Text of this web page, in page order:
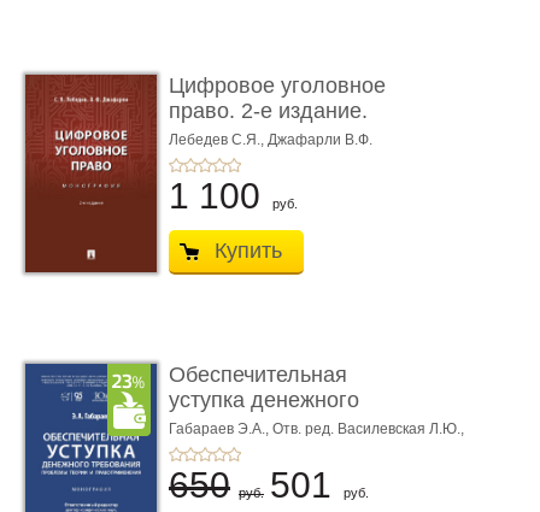
Цифровое уголовное
право. 2-е издание.
Монограф ...
Лебедев С.Я., Джафарли В.Ф.
1 100 руб.
Купить
Обеспечительная
уступка денежного
требования ...
Габараев Э.А., Отв. ред. Василевская Л.Ю.,
вступ. сл. Каретина М.Г.
650 руб. 501 руб.